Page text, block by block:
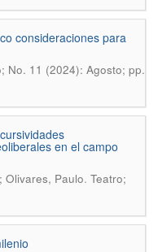
consideraciones para
No. 11 (2024): Agosto; pp.
en el campo
Olivares, Paulo. Teatro;